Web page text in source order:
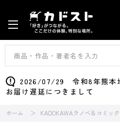
2026/07/29 令和8年熊本
お届け遅延につきまして
ホーム KADOKAWAラノベ＆コミッ